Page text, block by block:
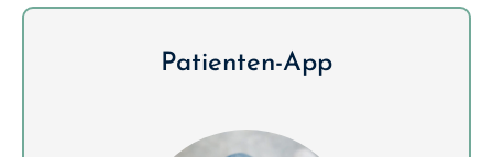
Patienten-App